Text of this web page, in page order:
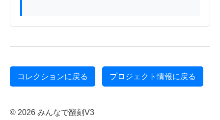
コレクションに戻る プロジェクト情報に戻る
© 2026 みんなで翻刻V3